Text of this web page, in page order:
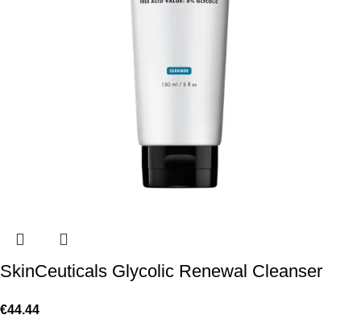
SkinCeuticals Glycolic Renewal Cleanser
€44.44